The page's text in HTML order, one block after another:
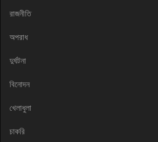
রাজনীতি
অপরাধ
দুর্ঘটনা
বিনোদন
খেলাধুলা
চাকরি